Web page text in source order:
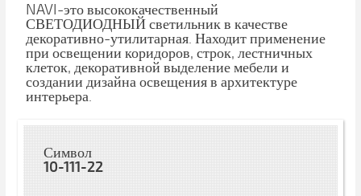
NAVI-это высококачественный
СВЕТОДИОДНЫЙ светильник в качестве
декоративно-утилитарная. Находит применение
при освещении коридоров, строк, лестничных
клеток, декоративной выделение мебели и
создании дизайна освещения в архитектуре
интерьера.
Символ
10-111-22